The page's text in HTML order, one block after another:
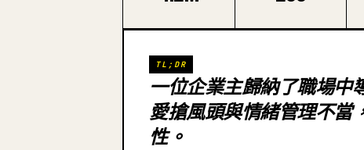
TL;DR
一位企業主歸納了職場中
愛搶風頭與情緒管理不當
性。